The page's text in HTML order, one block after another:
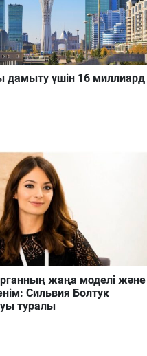
дамыту үшін 16 миллиард
жаңа моделі және
Сильвия Болтук
туралы